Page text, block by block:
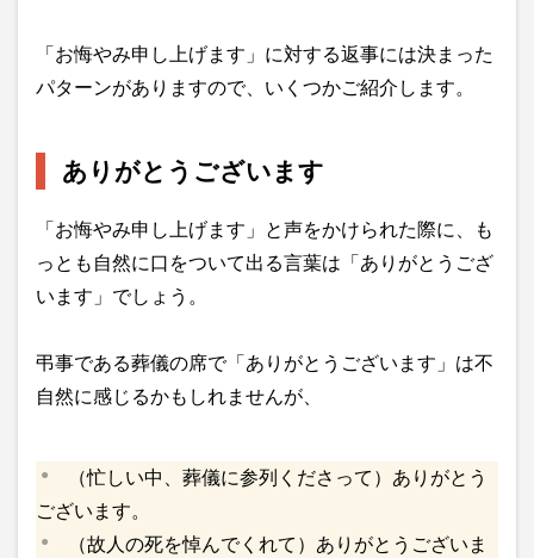
「お悔やみ申し上げます」に対する返事には決まった
パターンがありますので、いくつかご紹介します。
ありがとうございます
「お悔やみ申し上げます」と声をかけられた際に、も
っとも自然に口をついて出る言葉は「ありがとうござ
います」でしょう。
弔事である葬儀の席で「ありがとうございます」は不
自然に感じるかもしれませんが、
（忙しい中、葬儀に参列くださって）ありがとう
ございます。
（故人の死を悼んでくれて）ありがとうございま